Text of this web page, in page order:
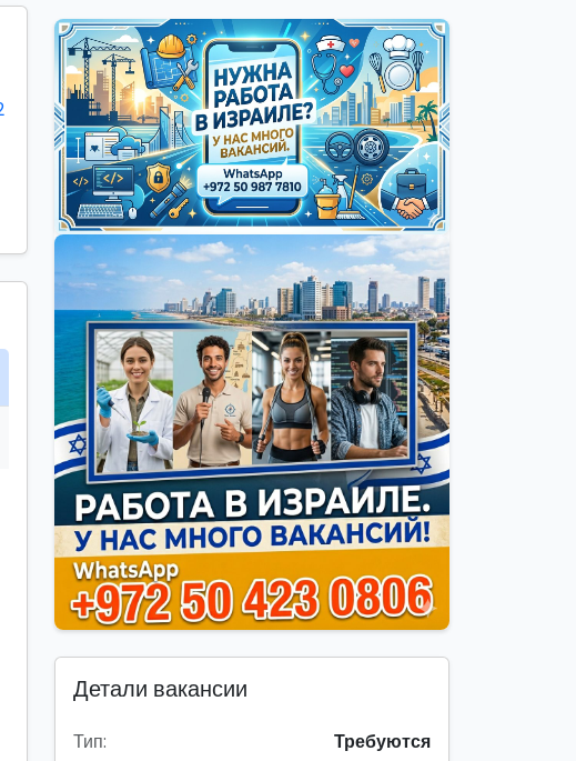
Детали вакансии
Тип: Требуются